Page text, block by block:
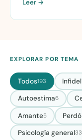
Leer →
EXPLORAR POR TEMA
Todos193
Autoestima6
Amante5
Psicología general33